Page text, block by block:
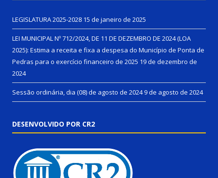
LEGISLATURA 2025-2028 15 de janeiro de 2025
LEI MUNICIPAL Nº 712/2024, DE 11 DE DEZEMBRO DE 2024 (LOA
2025): Estima a receita e fixa a despesa do Município de Ponta de
Pedras para o exercício financeiro de 2025 19 de dezembro de
2024
Sessão ordinária, dia (08) de agosto de 20249 de agosto de 2024
DESENVOLVIDO POR CR2